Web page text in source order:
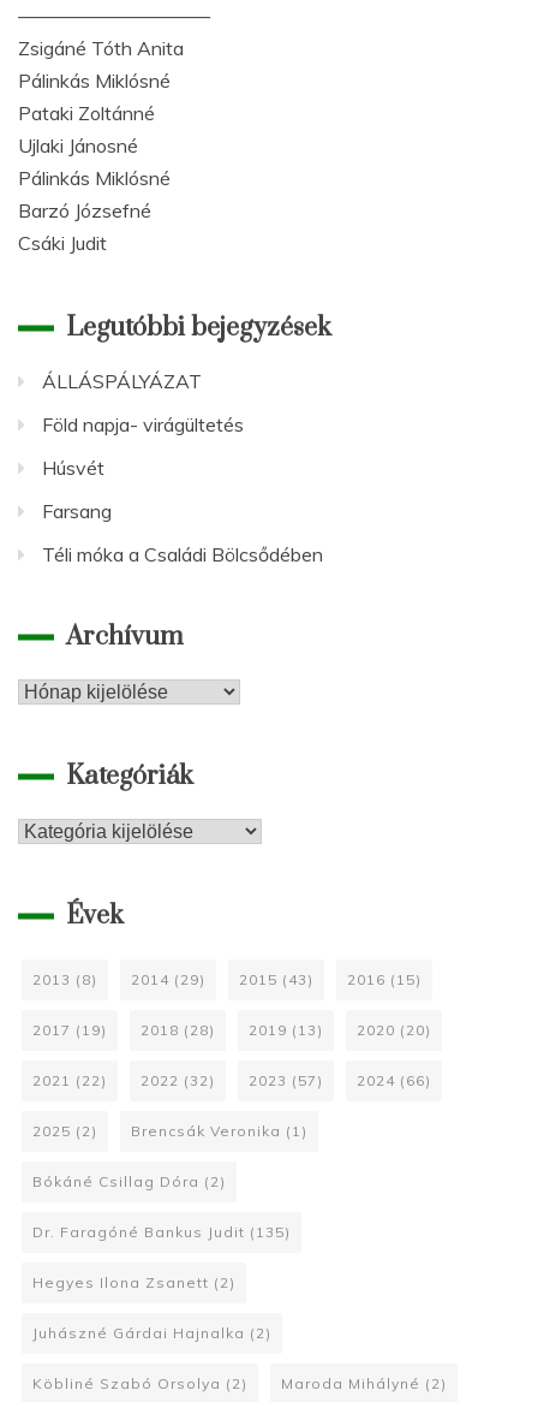
——————————
Zsigáné Tóth Anita
Pálinkás Miklósné
Pataki Zoltánné
Ujlaki Jánosné
Pálinkás Miklósné
Barzó Józsefné
Csáki Judit
Legutóbbi bejegyzések
ÁLLÁSPÁLYÁZAT
Föld napja- virágültetés
Húsvét
Farsang
Téli móka a Családi Bölcsődében
Archívum
Archívum
Kategóriák
Kategóriák
Évek
2013 (8) 2014 (29) 2015 (43) 2016 (15)
2017 (19) 2018 (28) 2019 (13) 2020 (20)
2021 (22) 2022 (32) 2023 (57) 2024 (66)
2025 (2) Brencsák Veronika (1)
Bókáné Csillag Dóra (2)
Dr. Faragóné Bankus Judit (135)
Hegyes Ilona Zsanett (2)
Juhászné Gárdai Hajnalka (2)
Köbliné Szabó Orsolya (2) Maroda Mihályné (2)